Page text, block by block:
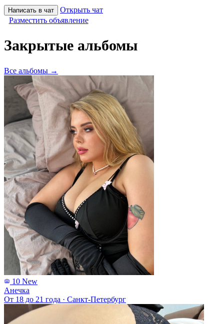
Написать в чат
Открыть чат
Разместить объявление
Закрытые альбомы
Все альбомы →
10 New
Анечка
От 18 до 21 года · Санкт-Петербург